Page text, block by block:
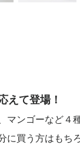
えて登場！
マンゴーなど
に買う方はも